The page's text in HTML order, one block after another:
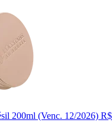
200ml (Venc. 12/2026)